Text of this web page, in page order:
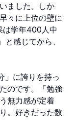
ました。しか
々に上位の壁に
は学年400人中
感じてから、
」に誇りを持っ
のです。「勉強
無力感が定着
。好きだった数